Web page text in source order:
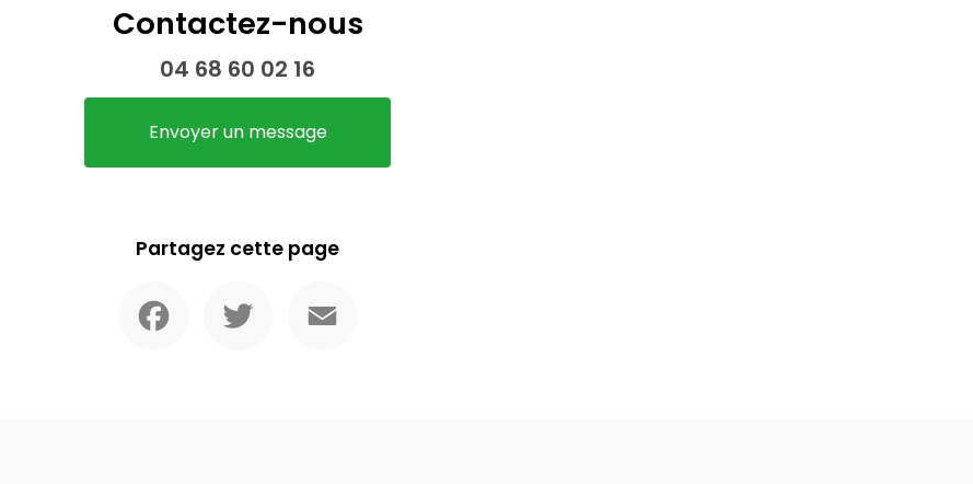
Contactez-nous
04 68 60 02 16
Envoyer un message
Partagez cette page